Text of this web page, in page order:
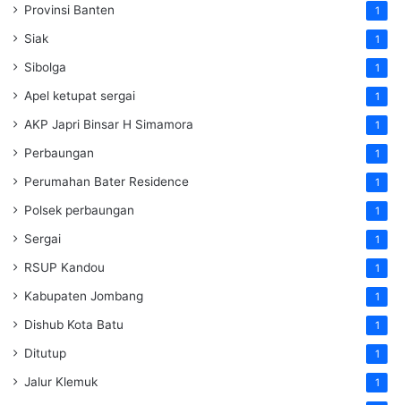
Provinsi Banten 1
Siak 1
Sibolga 1
Apel ketupat sergai 1
AKP Japri Binsar H Simamora 1
Perbaungan 1
Perumahan Bater Residence 1
Polsek perbaungan 1
Sergai 1
RSUP Kandou 1
Kabupaten Jombang 1
Dishub Kota Batu 1
Ditutup 1
Jalur Klemuk 1